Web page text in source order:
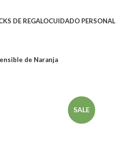
DE REGALOCUIDADO PERSONAL
de Naranja
SALE